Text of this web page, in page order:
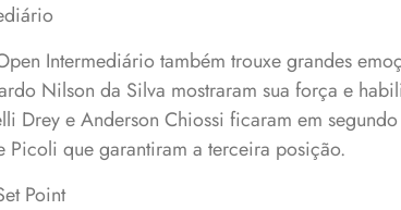
Intermediário também trouxe grandes
Nilson da Silva mostraram sua força e
Drey e Anderson Chiossi ficaram em
Picoli que garantiram a terceira posição.
Point